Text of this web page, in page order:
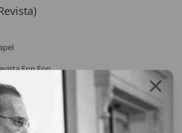
Fon Fon.